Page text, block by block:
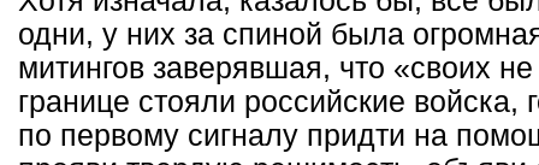
одни, у них за спиной была
митингов заверявшая, что «своих
границе стояли российские войска,
по первому сигналу придти на